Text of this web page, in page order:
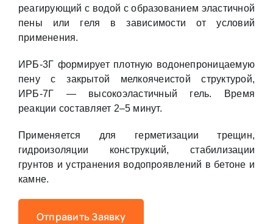
реагирующий с водой с образованием эластичной
пены или геля в зависимости от условий
применения.
ИРБ-3Г формирует плотную водонепроницаемую
пену с закрытой мелкоячеистой структурой,
ИРБ-7Г — высокоэластичный гель. Время
реакции составляет 2–5 минут.
Применяется для герметизации трещин,
гидроизоляции конструкций, стабилизации
грунтов и устранения водопроявлений в бетоне и
камне.
Отправить Заявку